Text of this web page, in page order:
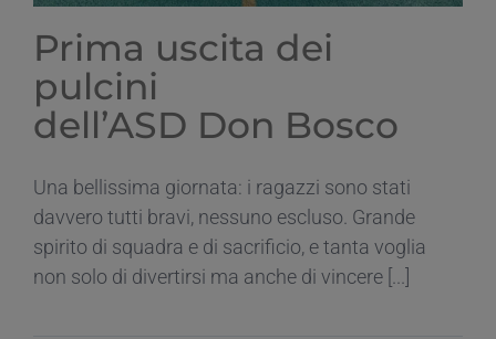
Prima uscita dei
pulcini
dell’ASD Don Bosco
Una bellissima giornata: i ragazzi sono stati
davvero tutti bravi, nessuno escluso. Grande
spirito di squadra e di sacrificio, e tanta voglia
non solo di divertirsi ma anche di vincere [...]